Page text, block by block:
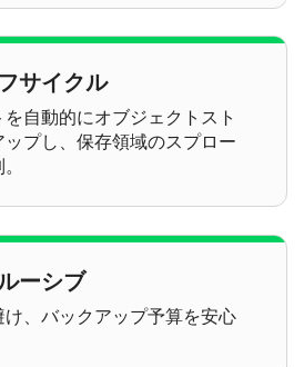
サイクル
自動的にオブジェクトスト
プし、保存領域のスプロー
ーシブ
、バックアップ予算を安心